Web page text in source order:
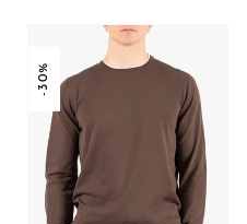
-30%